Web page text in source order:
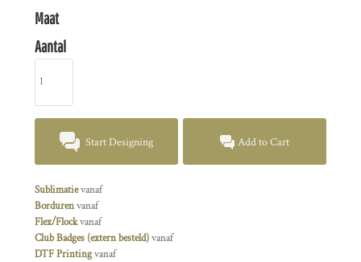
Maat
Aantal
Start Designing Add to Cart
Sublimatievanaf
Bordurenvanaf
Flex/Flockvanaf
Club Badges (extern besteld)vanaf
DTF Printingvanaf